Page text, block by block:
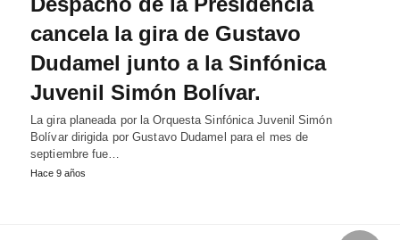
cancela la gira de Gustavo
Dudamel junto a la Sinfónica
Juvenil Simón Bolívar.
La gira planeada por la Orquesta Sinfónica Juvenil Simón
Bolívar dirigida por Gustavo Dudamel para el mes de
septiembre fue…
Hace 9 años